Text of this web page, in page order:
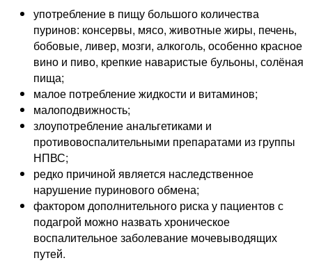
употребление в пищу большого количества
пуринов: консервы, мясо, животные жиры, печень,
бобовые, ливер, мозги, алкоголь, особенно красное
вино и пиво, крепкие наваристые бульоны, солёная
пища;
малое потребление жидкости и витаминов;
малоподвижность;
злоупотребление анальгетиками и
противовоспалительными препаратами из группы
НПВС;
редко причиной является наследственное
нарушение пуринового обмена;
фактором дополнительного риска у пациентов с
подагрой можно назвать хроническое
воспалительное заболевание мочевыводящих
путей.